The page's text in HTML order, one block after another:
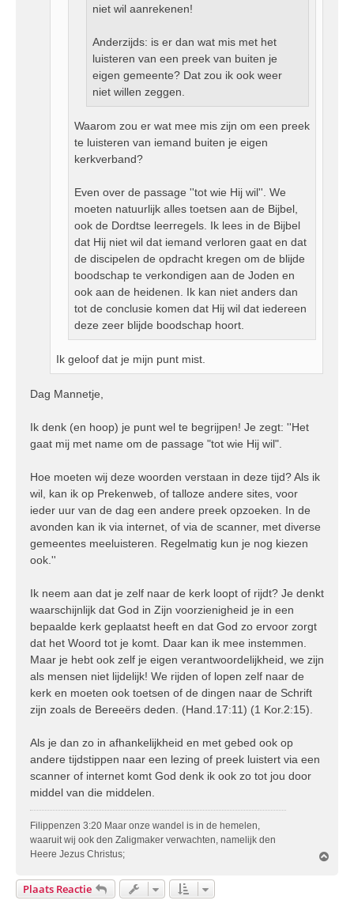
niet wil aanrekenen!
Anderzijds: is er dan wat mis met het
luisteren van een preek van buiten je
eigen gemeente? Dat zou ik ook weer
niet willen zeggen.
Waarom zou er wat mee mis zijn om een preek
te luisteren van iemand buiten je eigen
kerkverband?
Even over de passage ''tot wie Hij wil''. We
moeten natuurlijk alles toetsen aan de Bijbel,
ook de Dordtse leerregels. Ik lees in de Bijbel
dat Hij niet wil dat iemand verloren gaat en dat
de discipelen de opdracht kregen om de blijde
boodschap te verkondigen aan de Joden en
ook aan de heidenen. Ik kan niet anders dan
tot de conclusie komen dat Hij wil dat iedereen
deze zeer blijde boodschap hoort.
Ik geloof dat je mijn punt mist.
Dag Mannetje,
Ik denk (en hoop) je punt wel te begrijpen! Je zegt: ''Het
gaat mij met name om de passage "tot wie Hij wil".
Hoe moeten wij deze woorden verstaan in deze tijd? Als ik
wil, kan ik op Prekenweb, of talloze andere sites, voor
ieder uur van de dag een andere preek opzoeken. In de
avonden kan ik via internet, of via de scanner, met diverse
gemeentes meeluisteren. Regelmatig kun je nog kiezen
ook.''
Ik neem aan dat je zelf naar de kerk loopt of rijdt? Je denkt
waarschijnlijk dat God in Zijn voorzienigheid je in een
bepaalde kerk geplaatst heeft en dat God zo ervoor zorgt
dat het Woord tot je komt. Daar kan ik mee instemmen.
Maar je hebt ook zelf je eigen verantwoordelijkheid, we zijn
als mensen niet lijdelijk! We rijden of lopen zelf naar de
kerk en moeten ook toetsen of de dingen naar de Schrift
zijn zoals de Bereeërs deden. (Hand.17:11) (1 Kor.2:15).
Als je dan zo in afhankelijkheid en met gebed ook op
andere tijdstippen naar een lezing of preek luistert via een
scanner of internet komt God denk ik ook zo tot jou door
middel van die middelen.
Filippenzen 3:20 Maar onze wandel is in de hemelen,
waaruit wij ook den Zaligmaker verwachten, namelijk den
Heere Jezus Christus;
Plaats Reactie